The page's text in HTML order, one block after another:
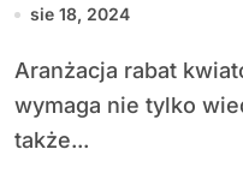
sie 18, 2024
Aranżacja rabat kwiatowych to sztuka, która
wymaga nie tylko
także...